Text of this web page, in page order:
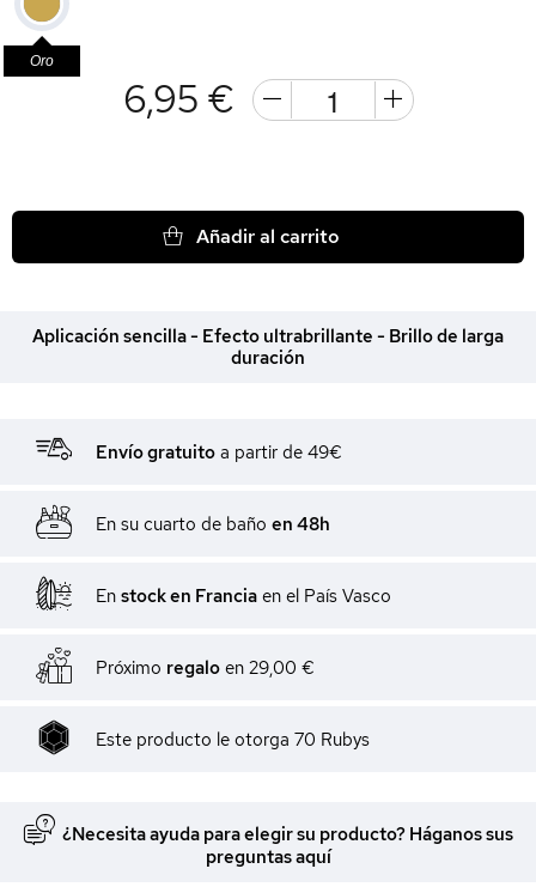
6,95 €
Añadir al carrito
Aplicación sencilla - Efecto ultrabrillante - Brillo de larga
duración
Envío gratuito a partir de 49€
En su cuarto de baño en 48h
En stock en Francia en el País Vasco
Próximo regalo en 29,00 €
Este producto le otorga 70 Rubys
¿Necesita ayuda para elegir su producto? Háganos sus
preguntas aquí
Oro